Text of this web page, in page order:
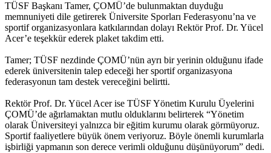
TÜSF Başkanı Tamer, ÇOMÜ’de bulunmaktan duyduğu
memnuniyeti dile getirerek Üniversite Sporları Federasyonu’na ve
sportif organizasyonlara katkılarından dolayı Rektör Prof. Dr. Yücel
Acer’e teşekkür ederek plaket takdim etti.
Tamer; TÜSF nezdinde ÇOMÜ’nün ayrı bir yerinin olduğunu ifade
ederek üniversitenin talep edeceği her sportif organizasyona
federasyonun tam destek vereceğini belirtti.
Rektör Prof. Dr. Yücel Acer ise TÜSF Yönetim Kurulu Üyelerini
ÇOMÜ’de ağırlamaktan mutlu olduklarını belirterek “Yönetim
olarak Üniversiteyi yalnızca bir eğitim kurumu olarak görmüyoruz.
Sportif faaliyetlere büyük önem veriyoruz. Böyle önemli kurumlarla
işbirliği yapmanın son derece verimli olduğunu düşünüyorum” dedi.